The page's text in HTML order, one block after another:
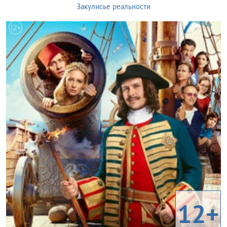
Закулисье реальности
12+